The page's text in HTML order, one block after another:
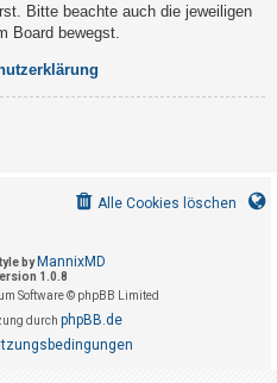
Bitte beachte auch die jeweiligen
Board bewegst.
Alle Cookies löschen
by MannixMD
1.0.8
Software © phpBB Limited
durch phpBB.de